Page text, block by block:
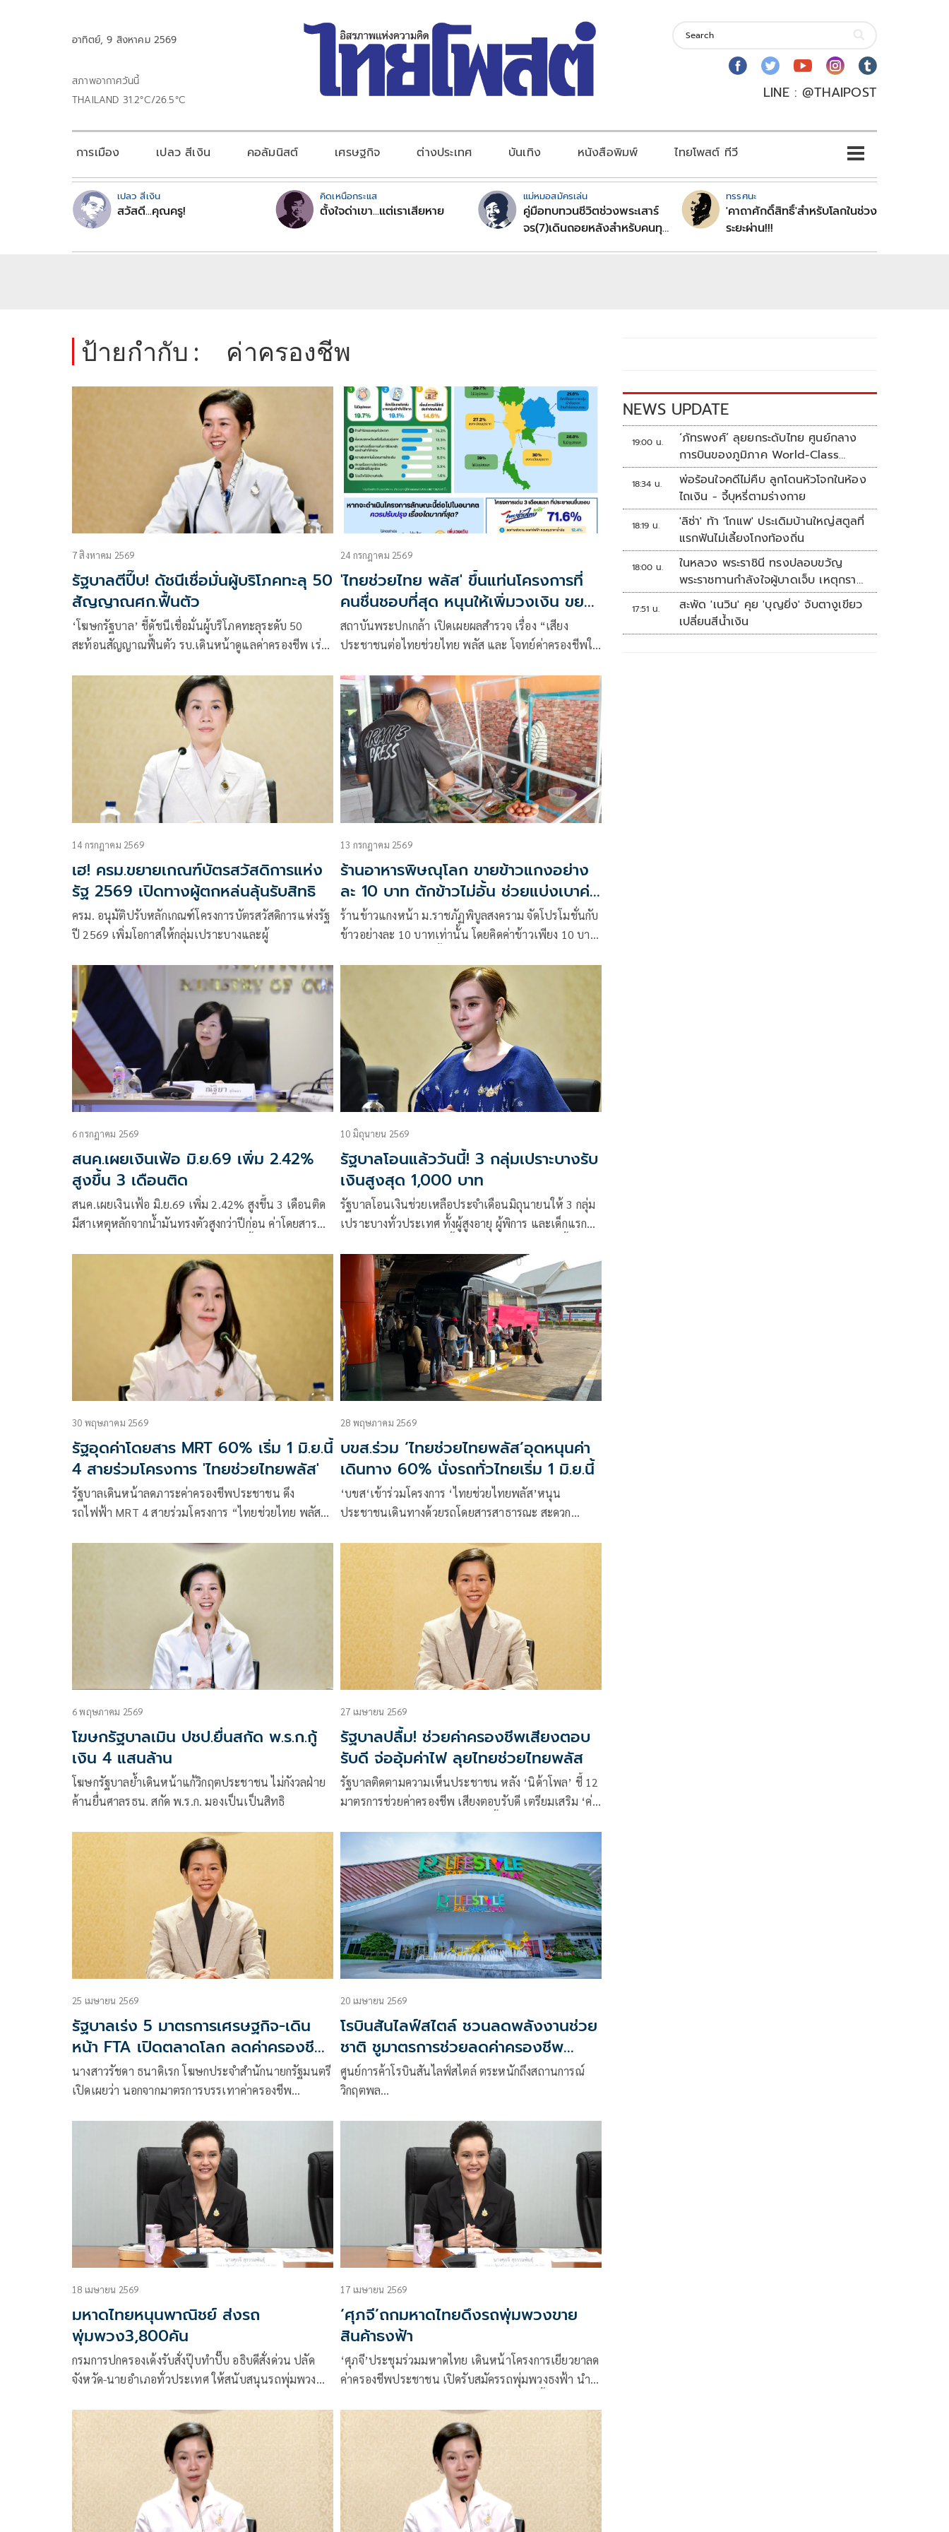
อาทิตย์, 9 สิงหาคม 2569
สภาพอากาศวันนี้
THAILAND 31.2°C/26.5°C
LINE : @THAIPOST
การเมือง เปลว สีเงิน คอลัมนิสต์ เศรษฐกิจ ต่างประเทศ บันเทิง หนังสือพิมพ์ ไทยโพสต์ ทีวี
เปลว สีเงิน
สวัสดี...คุณครู!
คิดเหนือกระแส
ตั้งใจด่าเขา...แต่เราเสียหาย
แม่หมอสมัครเล่น
คู่มือทบทวนชีวิตช่วงพระเสาร์
จร(7)เดินถอยหลังสำหรับคนทุก
ทรรศนะ
'คาถาศักดิ์สิทธิ์'สำหรับโลกในช่วง
ระยะผ่าน!!!
ป้ายกำกับ : ค่าครองชีพ
7 สิงหาคม 2569
รัฐบาลตีปี๊บ! ดัชนีเชื่อมั่นผู้บริโภคทะลุ 50
สัญญาณศก.ฟื้นตัว
‘โฆษกรัฐบาล’ ชี้ดัชนีเชื่อมั่นผู้บริโภคทะลุระดับ 50
สะท้อนสัญญาณฟื้นตัว รบ.เดินหน้าดูแลค่าครองชีพ เร่ง
24 กรกฎาคม 2569
'ไทยช่วยไทย พลัส' ขึ้นแท่นโครงการที่
คนชื่นชอบที่สุด หนุนให้เพิ่มวงเงิน ขยาย
สิทธิ
สถาบันพระปกเกล้า เปิดเผยผลสำรวจ เรื่อง “เสียง
ประชาชนต่อไทยช่วยไทย พลัส และ โจทย์ค่าครองชีพใน
ประโยชน์” มีมาตรฐานวิชาการ ไม่มุ่งเน้นให้เกิดการชี้นำ
การเมือง แต่จัดทำเพื่อ “ฟัง” การเมืองจากเสียงของ
ประชาชน
14 กรกฎาคม 2569
เฮ! ครม.ขยายเกณฑ์บัตรสวัสดิการแห่ง
รัฐ 2569 เปิดทางผู้ตกหล่นลุ้นรับสิทธิ
ครม. อนุมัติปรับหลักเกณฑ์โครงการบัตรสวัสดิการแห่งรัฐ
ปี 2569 เพิ่มโอกาสให้กลุ่มเปราะบางและผู้
13 กรกฎาคม 2569
ร้านอาหารพิษณุโลก ขายข้าวแกงอย่าง
ละ 10 บาท ตักข้าวไม่อั้น ช่วยแบ่งเบาค่า
ครองชีพ
ร้านข้าวแกงหน้า ม.ราชภัฏพิบูลสงคราม จัดโปรโมชั่นกับ
ข้าวอย่างละ 10 บาทเท่านั้น โดยคิดค่าข้าวเพียง 10 บาท
6 กรกฎาคม 2569
สนค.เผยเงินเฟ้อ มิ.ย.69 เพิ่ม 2.42%
สูงขึ้น 3 เดือนติด
สนค.เผยเงินเฟ้อ มิ.ย.69 เพิ่ม 2.42% สูงขึ้น 3 เดือนติด
มีสาเหตุหลักจากน้ำมันทรงตัวสูงกว่าปีก่อน ค่าโดยสาร
แนวโน้มไตรมาส 3 ยังขยับอีก ส่วนทั้งปีประเมิน 1.5-
2.5% ต้องจับตาราคาน้ำมัน หากลดลง มีลุ้นปรับประมาณ
10 มิถุนายน 2569
รัฐบาลโอนแล้ววันนี้! 3 กลุ่มเปราะบางรับ
เงินสูงสุด 1,000 บาท
รัฐบาลโอนเงินช่วยเหลือประจำเดือนมิถุนายนให้ 3 กลุ่ม
เปราะบางทั่วประเทศ ทั้งผู้สูงอายุ ผู้พิการ และเด็กแรก
รับสูงสุด 1,000 บาท ผู้มีสิทธิสามารถตรวจสอบยอ
30 พฤษภาคม 2569
รัฐอุดค่าโดยสาร MRT 60% เริ่ม 1 มิ.ย.นี้
4 สายร่วมโครงการ 'ไทยช่วยไทยพลัส'
รัฐบาลเดินหน้าลดภาระค่าครองชีพประชาชน ดึง
รถไฟฟ้า MRT 4 สายร่วมโครงการ “ไทยช่วยไทย พลัส
28 พฤษภาคม 2569
บขส.ร่วม ‘ไทยช่วยไทยพลัส’อุดหนุนค่า
เดินทาง 60% นั่งรถทั่วไทยเริ่ม 1 มิ.ย.นี้
‘บขส‘เข้าร่วมโครงการ ‘ไทยช่วยไทยพลัส’หนุน
ประชาชนเดินทางด้วยรถโดยสารสาธารณะ สะดวก
วัน เริ่ม 1 มิถุนายน – 30 กันยายน 2569 ช่วยกระตุ้น
เศรษฐกิจหมุนเวียนภายในประเทศ
6 พฤษภาคม 2569
โฆษกรัฐบาลเมิน ปชป.ยื่นสกัด พ.ร.ก.กู้
เงิน 4 แสนล้าน
โฆษกรัฐบาลย้ำเดินหน้าแก้วิกฤตประชาชน ไม่กังวลฝ่าย
ค้านยื่นศาลรธน. สกัด พ.ร.ก. มองเป็นเป็นสิทธิ
27 เมษายน 2569
รัฐบาลปลื้ม! ช่วยค่าครองชีพเสียงตอบ
รับดี จ่ออุ้มค่าไฟ ลุยไทยช่วยไทยพลัส
รัฐบาลติดตามความเห็นประชาชน หลัง ‘นิด้าโพล’ ชี้ 12
มาตรการช่วยค่าครองชีพ เสียงตอบรับดี เตรียมเสริม ‘ค่า
25 เมษายน 2569
รัฐบาลเร่ง 5 มาตรการเศรษฐกิจ-เดิน
หน้า FTA เปิดตลาดโลก ลดค่าครองชีพ
เพิ่มรายได้คนไทย
นางสาวรัชดา ธนาดิเรก โฆษกประจำสำนักนายกรัฐมนตรี
เปิดเผยว่า นอกจากมาตรการบรรเทาค่าครองชีพ
20 เมษายน 2569
โรบินสันไลฟ์สไตล์ ชวนลดพลังงานช่วย
ชาติ ชูมาตรการช่วยลดค่าครองชีพ
พร้อมเดินหน้าขับเคลื่อนความยั่งยืนทั่ว
ประเทศ
ศูนย์การค้าโรบินสันไลฟ์สไตล์ ตระหนักถึงสถานการณ์
วิกฤตพล…
18 เมษายน 2569
มหาดไทยหนุนพาณิชย์ ส่งรถ
พุ่มพวง3,800คัน
กรมการปกครองเด้งรับสั่งปุ๊บทำปั๊บ อธิบดีสั่งด่วน ปลัด
จังหวัด-นายอำเภอทั่วประเทศ ให้สนับสนุนรถพุ่มพวง
พันธ์ชาวสวนปาล์มน้ำมันโวยมาตรการคุมส่งออกทำ
เกษตรกรเดือดร้อนรายได้ลดฮวบ
17 เมษายน 2569
‘ศุภจี’ถกมหาดไทยดึงรถพุ่มพวงขาย
สินค้าธงฟ้า
‘ศุภจี’ประชุมร่วมมหาดไทย เดินหน้าโครงการเยียวยาลด
ค่าครองชีพประชาชน เปิดรับสมัครรถพุ่มพวงธงฟ้า นำ
ทั่วประเทศ
NEWS UPDATE
19:00 น.
‘ภัทรพงศ์’ ลุยยกระดับไทย ศูนย์กลาง
การบินของภูมิภาค World-Class
Aviation Hub | ห้องข่าวไทยโพสต์สุด
สัปดาห์
18:34 น.
พ่อร้อนใจคดีไม่คืบ ลูกโดนหัวโจกในห้อง
ไถเงิน - จี้บุหรี่ตามร่างกาย
18:19 น.
'ลิซ่า' ท้า 'โกแพ' ประเดิมบ้านใหญ่สตูลที่
แรกฟันไม่เลี้ยงโกงท้องถิ่น
18:00 น.
ในหลวง พระราชินี ทรงปลอบขวัญ
พระราชทานกำลังใจผู้บาดเจ็บ เหตุกราด
ยิง รร.เทพศิรินทร์นนทบุรี
17:51 น.
สะพัด 'เนวิน' คุย 'บุญยิ่ง' จับตางูเขียว
เปลี่ยนสีน้ำเงิน